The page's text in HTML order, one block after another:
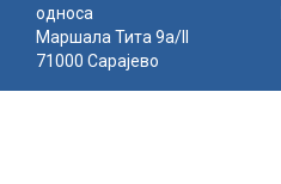
односа
Маршала Тита 9а/II
71000 Сарајево